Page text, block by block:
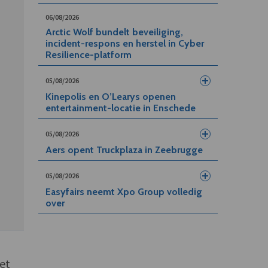
06/08/2026
Arctic Wolf bundelt beveiliging,
incident-respons en herstel in Cyber
Resilience-platform
05/08/2026
Kinepolis en O’Learys openen
entertainment-locatie in Enschede
05/08/2026
Aers opent Truckplaza in Zeebrugge
05/08/2026
Easyfairs neemt Xpo Group volledig
over